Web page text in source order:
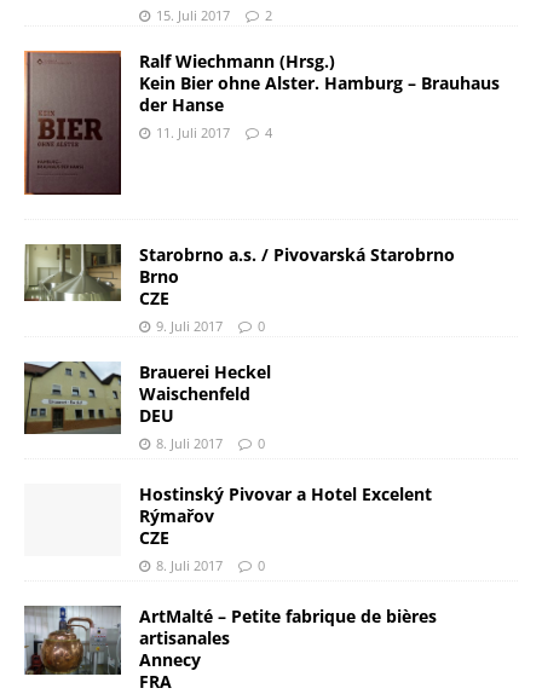
15. Juli 2017 2
Ralf Wiechmann (Hrsg.)
Kein Bier ohne Alster. Hamburg – Brauhaus
der Hanse
11. Juli 2017 4
Starobrno a.s. / Pivovarská Starobrno
Brno
CZE
9. Juli 2017 0
Brauerei Heckel
Waischenfeld
DEU
8. Juli 2017 0
Hostinský Pivovar a Hotel Excelent
Rýmařov
CZE
8. Juli 2017 0
ArtMalté – Petite fabrique de bières
artisanales
Annecy
FRA